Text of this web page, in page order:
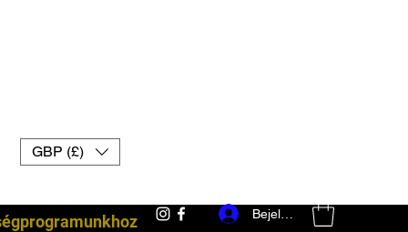
GBP (£)
Bejelentkezés
harci felszerelés uk muay thai kesztyű